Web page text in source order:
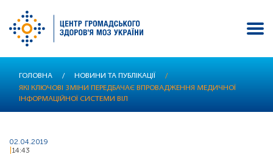
ГОЛОВНА / НОВИНИ ТА ПУБЛІКАЦІЇ
/
ЯКІ КЛЮЧОВІ ЗМІНИ ПЕРЕДБАЧАЄ ВПРОВАДЖЕННЯ МЕДИЧНОЇ
ІНФОРМАЦІЙНОЇ СИСТЕМИ ВІЛ
02.04.2019
14:43